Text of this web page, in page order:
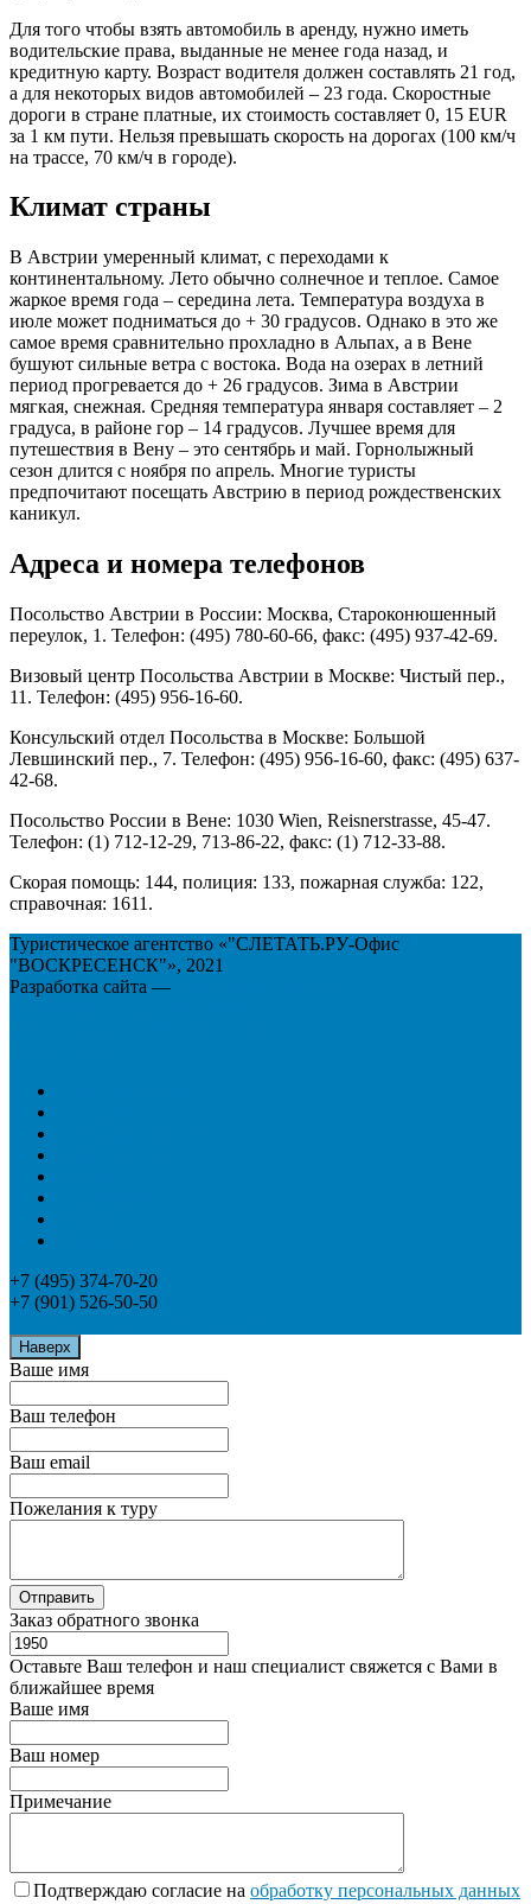
Для того чтобы взять автомобиль в аренду, нужно иметь
водительские права, выданные не менее года назад, и
кредитную карту. Возраст водителя должен составлять 21 год,
а для некоторых видов автомобилей – 23 года. Скоростные
дороги в стране платные, их стоимость составляет 0, 15 EUR
за 1 км пути. Нельзя превышать скорость на дорогах (100 км/ч
на трассе, 70 км/ч в городе).
Климат страны
В Австрии умеренный климат, с переходами к
континентальному. Лето обычно солнечное и теплое. Самое
жаркое время года – середина лета. Температура воздуха в
июле может подниматься до + 30 градусов. Однако в это же
самое время сравнительно прохладно в Альпах, а в Вене
бушуют сильные ветра с востока. Вода на озерах в летний
период прогревается до + 26 градусов. Зима в Австрии
мягкая, снежная. Средняя температура января составляет – 2
градуса, в районе гор – 14 градусов. Лучшее время для
путешествия в Вену – это сентябрь и май. Горнолыжный
сезон длится с ноября по апрель. Многие туристы
предпочитают посещать Австрию в период рождественских
каникул.
Адреса и номера телефонов
Посольство Австрии в России: Москва, Староконюшенный
переулок, 1. Телефон: (495) 780-60-66, факс: (495) 937-42-69.
Визовый центр Посольства Австрии в Москве: Чистый пер.,
11. Телефон: (495) 956-16-60.
Консульский отдел Посольства в Москве: Большой
Левшинский пер., 7. Телефон: (495) 956-16-60, факс: (495) 637-
42-68.
Посольство России в Вене: 1030 Wien, Reisnerstrasse, 45-47.
Телефон: (1) 712-12-29, 713-86-22, факс: (1) 712-33-88.
Скорая помощь: 144, полиция: 133, пожарная служба: 122,
справочная: 1611.
Туристическое агентство «"СЛЕТАТЬ.РУ-Офис
"ВОСКРЕСЕНСК"», 2021
Разработка сайта —
+7 (495) 374-70-20
+7 (901) 526-50-50
Наверх
Ваше имя
Ваш телефон
Ваш email
Пожелания к туру
Заказ обратного звонка
Оставьте Ваш телефон и наш специалист свяжется с Вами в
ближайшее время
Ваше имя
Ваш номер
Примечание
Подтверждаю согласие на обработку персональных данных